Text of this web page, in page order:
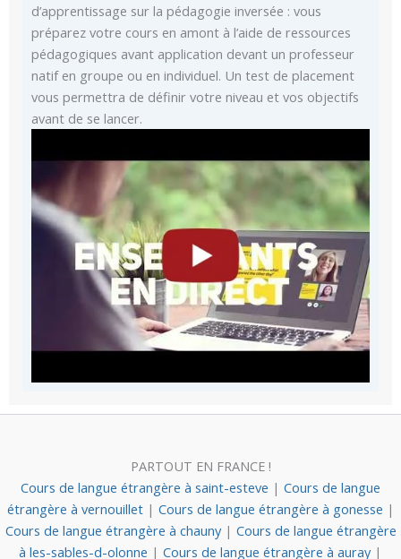
d’apprentissage sur la pédagogie inversée : vous
préparez votre cours en amont à l’aide de ressources
pédagogiques avant application devant un professeur
natif en groupe ou en individuel. Un test de placement
vous permettra de définir votre niveau et vos objectifs
avant de se lancer.
PARTOUT EN FRANCE !
Cours de langue étrangère à saint-esteve | Cours de langue
étrangère à vernouillet | Cours de langue étrangère à gonesse |
Cours de langue étrangère à chauny | Cours de langue étrangère
à les-sables-d-olonne | Cours de langue étrangère à auray |